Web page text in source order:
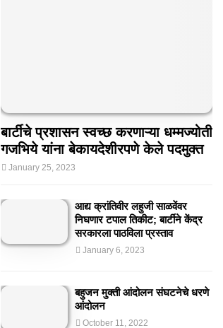
बार्टीचे प्रशासन स्वच्छ करणाऱ्या धम्मज्योती
गजभिये यांना बेकायदेशीरपणे केले पदमुक्त
January 25, 2023
आद्य क्रांतिवीर लहुजी साळवेंवर
निघणार टपाल तिकीट; बार्टीने केंद्र
सरकारला पाठविला प्रस्ताव
January 6, 2023
बहुजन मुक्ती आंदोलन संघटनेचे धरणे
आंदोलन
October 11, 2022